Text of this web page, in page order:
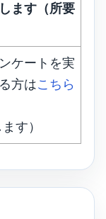
ます（所要
ケートを実
方はこちら
す）